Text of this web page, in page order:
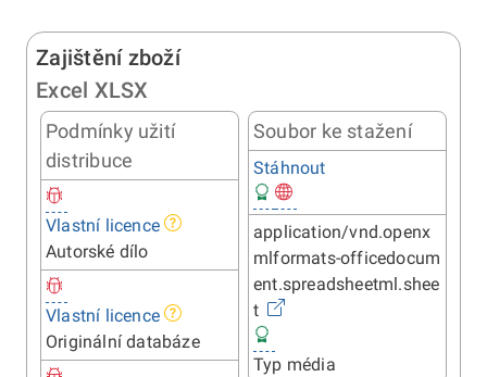
Zajištění zboží
Excel XLSX
Podmínky užití
distribuce
Vlastní licence
Autorské dílo
Vlastní licence
Originální databáze
Soubor ke stažení
Stáhnout
application/vnd.openx
mlformats-officedocum
ent.spreadsheetml.shee
t
Typ média